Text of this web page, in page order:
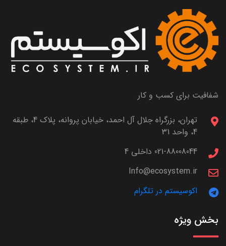
شفافیت برای کسب و کار
تهران، بزرگراه جلال آل احمد، خیابان پروانه، پلاک 4، طبقه
4، واحد 31
021-88008044 داخلی 4
Info@ecosystem.ir
اکوسیستم در تلگرام
بخش ویژه